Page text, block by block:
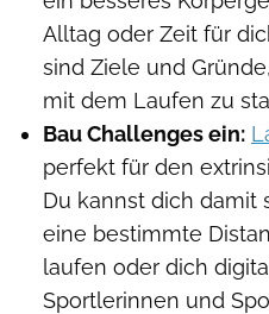
Alltag oder Zeit für
sind Ziele und
mit dem Laufen zu
Bau Challenges ein:
perfekt für den
Du kannst dich damit
eine bestimmte
laufen oder dich
Sportlerinnen und